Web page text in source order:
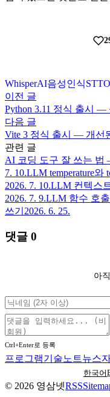
WhisperAI음성인식STT
이전 글
Python 3.11 정식 출시
다음 글
Vite 3 정식 출시 — 개선
관련 글
AI 코딩 도구 잘 쓰는 법
7. 10.LLM temperature
2026. 7. 10.LLM 컨텍스
2026. 7. 9.LLM 함수 호
쓰기 2026. 6. 25.
댓글 0
아
Ctrl+Enter로 등록
프로그램기술노트뉴스
한국어
© 2026 영삼넷RSS